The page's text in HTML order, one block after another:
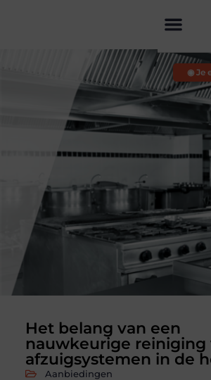
Het belang van een
nauwkeurige reiniging
afzuigsystemen in de
Aanbiedingen
◉ Je